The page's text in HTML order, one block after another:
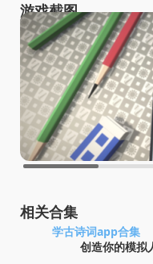
游戏截图
相关合集
学古诗词app合集
创造你的模拟